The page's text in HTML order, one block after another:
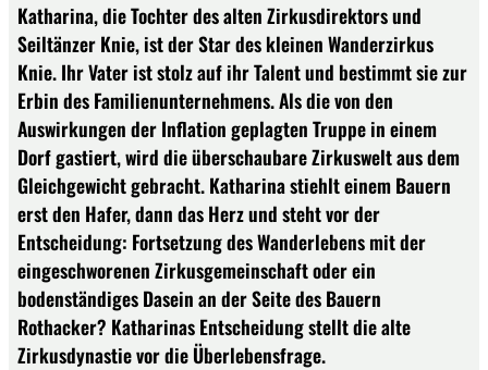
Katharina, die Tochter des alten Zirkusdirektors und
Seiltänzer Knie, ist der Star des kleinen Wanderzirkus
Knie. Ihr Vater ist stolz auf ihr Talent und bestimmt sie zur
Erbin des Familienunternehmens. Als die von den
Auswirkungen der Inflation geplagten Truppe in einem
Dorf gastiert, wird die überschaubare Zirkuswelt aus dem
Gleichgewicht gebracht. Katharina stiehlt einem Bauern
erst den Hafer, dann das Herz und steht vor der
Entscheidung: Fortsetzung des Wanderlebens mit der
eingeschworenen Zirkusgemeinschaft oder ein
bodenständiges Dasein an der Seite des Bauern
Rothacker? Katharinas Entscheidung stellt die alte
Zirkusdynastie vor die Überlebensfrage.